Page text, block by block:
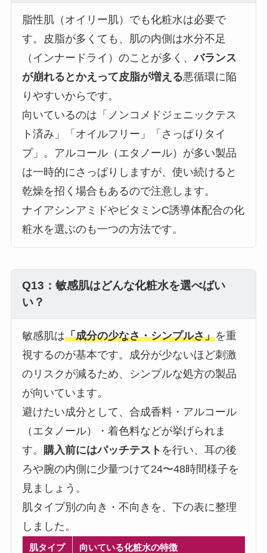
脂性肌（オイリー肌）でも化粧水は必要で
す。皮脂が多くても、肌の内側は水分不足
（インナードライ）のことが多く、バランス
が崩れるとかえって皮脂が増える悪循環に陥
りやすいからです。
向いているのは「ノンコメドジェニックテス
ト済み」「オイルフリー」「さっぱりタイ
プ」。アルコール（エタノール）が多い製品
は一時的にさっぱりしますが、使い続けると
乾燥を招く場合もあるので注意します。
ナイアシンアミドやビタミンC誘導体配合の化
粧水を選ぶのも一つの方法です。
Q13：敏感肌はどんな化粧水を選べばい
い？
敏感肌は「成分の少なさ・シンプルさ」を重
視するのが基本です。成分が少ないほど刺激
のリスクが減るため、シンプルな処方の製品
が向いています。
避けたい成分として、合成香料・アルコール
（エタノール）・着色料などが挙げられま
す。 購入前にはパッチテスト を行い、耳の後
ろや腕の内側に少量つけて24〜48時間様子を
見ましょう。
肌タイプ別の向き・不向きを、下の表に整理
しました。
肌タイプ 向いている化粧水の特徴